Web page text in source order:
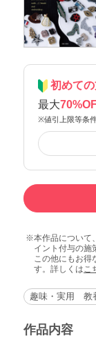
初めて
最大
※値引上限等条
本作品について
イント付与の施
この他にもお得
す。詳しくはこ
趣味・実用 教
作品内容